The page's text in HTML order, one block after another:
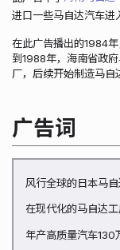
进口一些马自达汽车进
在此广告播出的1984年
到1988年，海南省政
厂，后续开始制造马自
广告词
风行全球的日本马
在现代化的马自达
年产高质量汽车130